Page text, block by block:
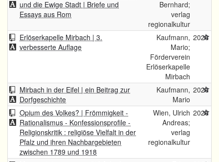
und die Ewige Stadt | Briefe und
Essays aus Rom
Bernhard;
verlag
regionalkultur
Erlöserkapelle Mirbach | 3.
verbesserte Auflage
Kaufmann,
Mario;
Förderverein
Erlöserkapelle
Mirbach
2026
Mirbach in der Eifel | ein Beitrag zur
Dorfgeschichte
Kaufmann,
Mario
2026
Opium des Volkes? | Frömmigkeit -
Rationalismus - Konfessionsprofile -
Religionskritik : religiöse Vielfalt in der
Pfalz und ihren Nachbargebieten
zwischen 1789 und 1918
Wien, Ulrich
Andreas;
verlag
regionalkultur
2026